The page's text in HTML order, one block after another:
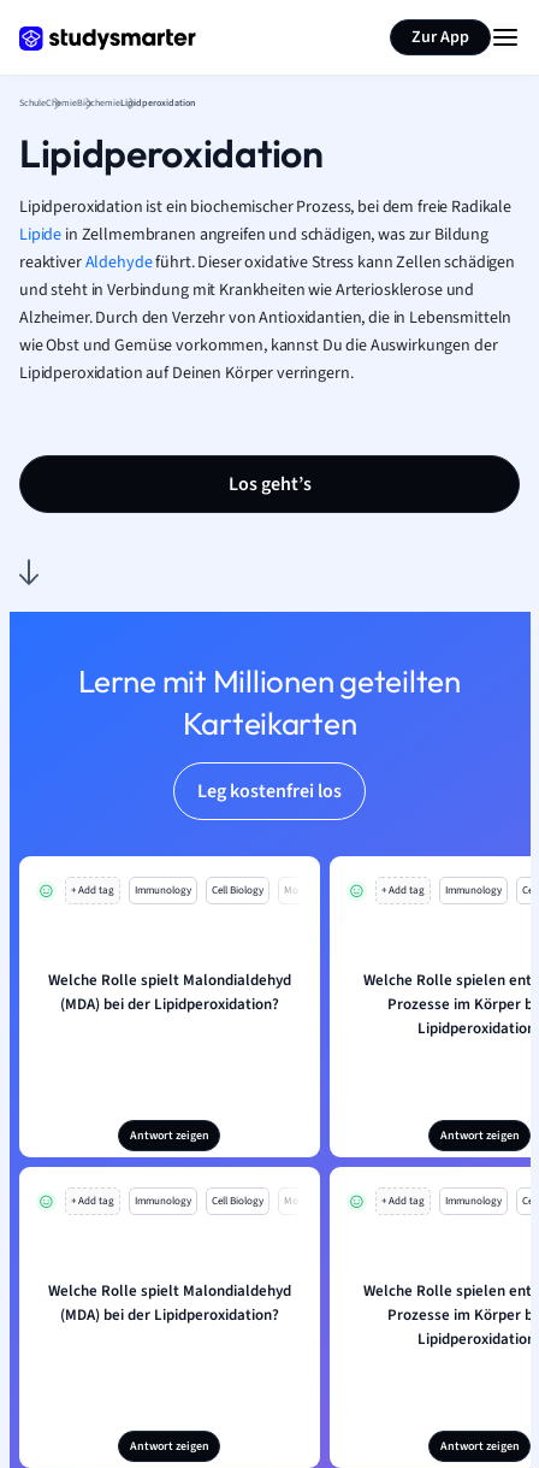
Zur App
SchuleChemieBiochemieLipidperoxidation
Lipidperoxidation
Lipidperoxidation ist ein biochemischer Prozess, bei dem freie Radikale
Lipide in Zellmembranen angreifen und schädigen, was zur Bildung
reaktiverAldehydeführt. Dieser oxidative Stress kann Zellen schädigen
und steht in Verbindung mit Krankheiten wie Arteriosklerose und
Alzheimer. Durch den Verzehr von Antioxidantien, die in Lebensmitteln
wie Obst und Gemüse vorkommen, kannst Du die Auswirkungen der
Lipidperoxidation auf Deinen Körper verringern.
Los geht’s
Lerne mit Millionen geteilten
Karteikarten
Leg kostenfrei los
+ Add tag Immunology Cell Biology Mo
Welche Rolle spielt Malondialdehyd
(MDA) bei der Lipidperoxidation?
Antwort zeigen
+ Add tag Immunology
Welche Rolle spielen
Prozesse im Körper
Antwort zeigen
+ Add tag Immunology Cell Biology Mo
Welche Rolle spielt Malondialdehyd
(MDA) bei der Lipidperoxidation?
Antwort zeigen
+ Add tag Immunology
Welche Rolle spielen
Prozesse im Körper
Antwort zeigen
Seite zusammenfassen